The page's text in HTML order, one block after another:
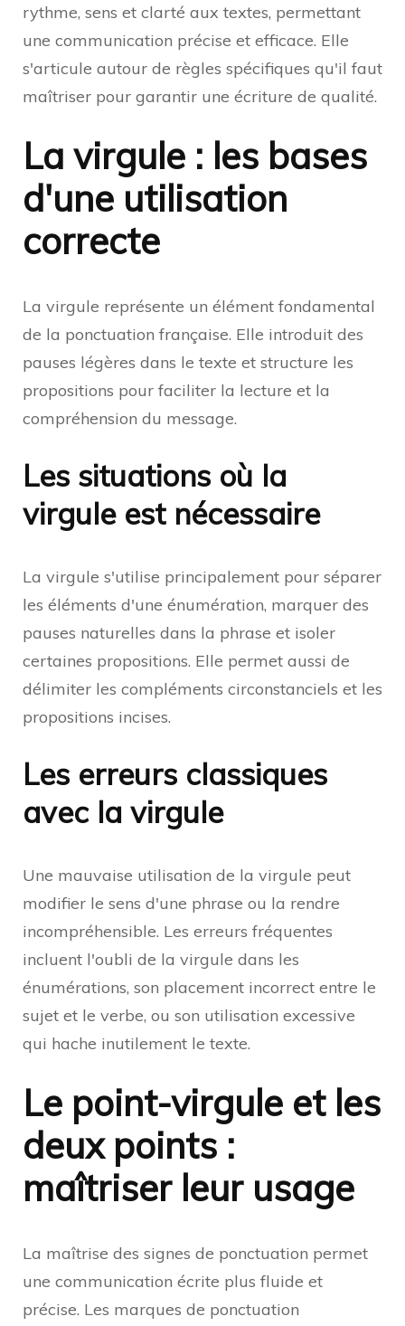
rythme, sens et clarté aux textes, permettant
une communication précise et efficace. Elle
s'articule autour de règles spécifiques qu'il faut
maîtriser pour garantir une écriture de qualité.
La virgule : les bases
d'une utilisation
correcte
La virgule représente un élément fondamental
de la ponctuation française. Elle introduit des
pauses légères dans le texte et structure les
propositions pour faciliter la lecture et la
compréhension du message.
Les situations où la
virgule est nécessaire
La virgule s'utilise principalement pour séparer
les éléments d'une énumération, marquer des
pauses naturelles dans la phrase et isoler
certaines propositions. Elle permet aussi de
délimiter les compléments circonstanciels et les
propositions incises.
Les erreurs classiques
avec la virgule
Une mauvaise utilisation de la virgule peut
modifier le sens d'une phrase ou la rendre
incompréhensible. Les erreurs fréquentes
incluent l'oubli de la virgule dans les
énumérations, son placement incorrect entre le
sujet et le verbe, ou son utilisation excessive
qui hache inutilement le texte.
Le point-virgule et les
deux points :
maîtriser leur usage
La maîtrise des signes de ponctuation permet
une communication écrite plus fluide et
précise. Les marques de ponctuation